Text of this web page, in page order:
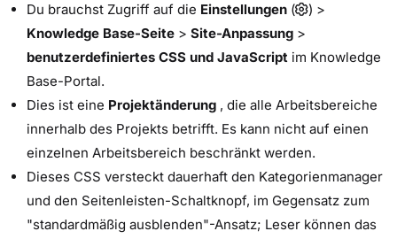
Du brauchst Zugriff auf die Einstellungen (
) >
Knowledge Base-Seite > Site-Anpassung >
benutzerdefiniertes CSS und JavaScript im Knowledge
Base-Portal.
Dies ist eine Projektänderung , die alle Arbeitsbereiche
innerhalb des Projekts betrifft. Es kann nicht auf einen
einzelnen Arbeitsbereich beschränkt werden.
Dieses CSS versteckt dauerhaft den Kategorienmanager
und den Seitenleisten-Schaltknopf, im Gegensatz zum
"standardmäßig ausblenden"-Ansatz; Leser können das